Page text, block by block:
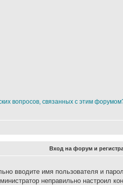
вопросов, связанных с этим
Вход на форум и
вводите имя пользователя и
неправильно настроил